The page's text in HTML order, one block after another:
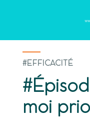
#EFFICACITÉ
moi